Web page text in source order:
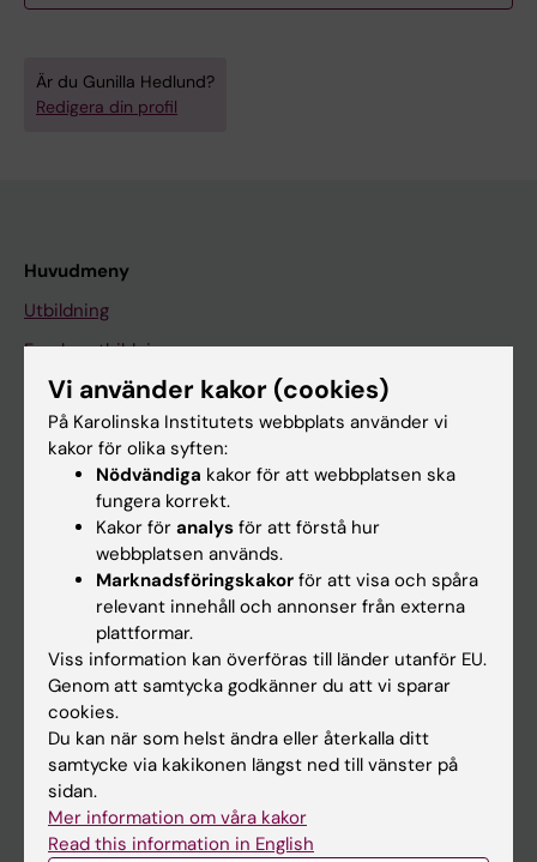
Är du Gunilla Hedlund?
Redigera din profil
Huvudmeny
Utbildning
Forskarutbildning
Forskning
Om KI
Kalender
Student
Ladok
Canvas
Schema
Studentmejlen
Kurs- och programwebbar
Vi använder kakor (cookies)
På Karolinska Institutets webbplats använder vi
kakor för olika syften:
Nödvändiga kakor för att webbplatsen ska
fungera korrekt.
Kakor för analys för att förstå hur
webbplatsen används.
Marknadsföringskakor för att visa och spåra
relevant innehåll och annonser från externa
plattformar.
Viss information kan överföras till länder utanför EU.
Genom att samtycka godkänner du att vi sparar
cookies.
Du kan när som helst ändra eller återkalla ditt
samtycke via kakikonen längst ned till vänster på
sidan.
Mer information om våra kakor
Read this information in English